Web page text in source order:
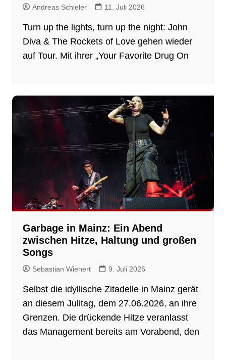
Andreas Schieler 11. Juli 2026
Turn up the lights, turn up the night: John
Diva & The Rockets of Love gehen wieder
auf Tour. Mit ihrer „Your Favorite Drug On
Garbage in Mainz: Ein Abend
zwischen Hitze, Haltung und großen
Songs
Sebastian Wienert 9. Juli 2026
Selbst die idyllische Zitadelle in Mainz gerät
an diesem Julitag, dem 27.06.2026, an ihre
Grenzen. Die drückende Hitze veranlasst
das Management bereits am Vorabend, den